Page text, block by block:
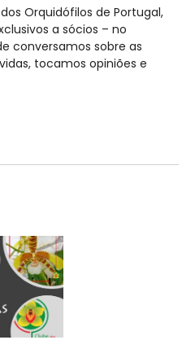
Orquidófilos de Portugal,
a sócios – no
conversamos sobre as
tocamos opiniões e